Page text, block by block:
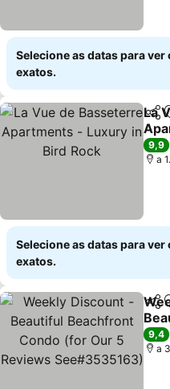
Selecione as datas para ver
exatos.
La
Ver
9,9
a
Selecione as datas para ver
exatos.
Ver
9,4
a